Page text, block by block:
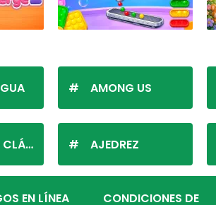
AMONG US
AJEDREZ
EN LÍNEA CONDICIONES DE